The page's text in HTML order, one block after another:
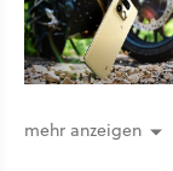
mehr anzeigen